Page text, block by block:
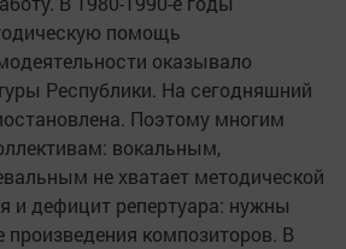
помощь
оказывало
Республики. На сегодняшний
Поэтому многим
вокальным,
не хватает методической
дефицит репертуара: нужны
композиторов. В